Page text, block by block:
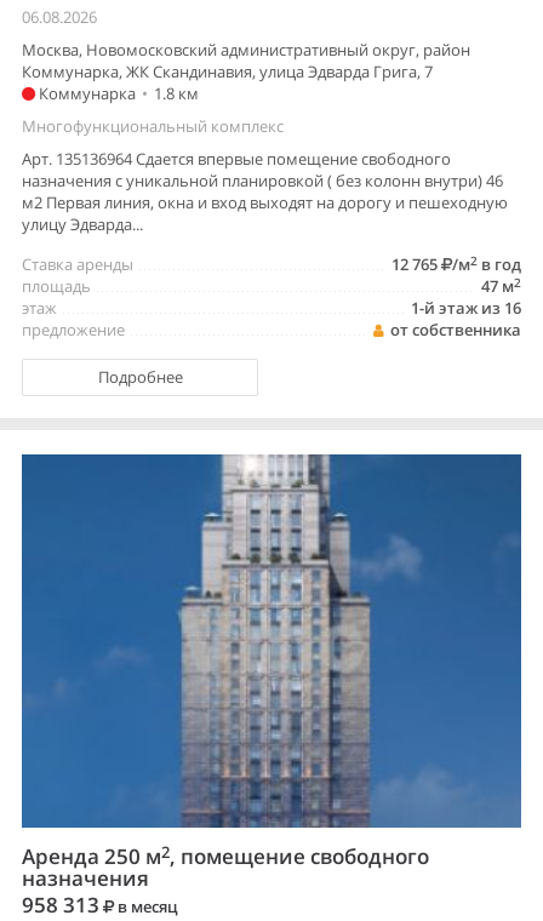
06.08.2026
Москва, Новомосковский административный округ, район
Коммунарка, ЖК Скандинавия, улица Эдварда Грига, 7
Коммунарка • 1.8 км
Многофункциональный комплекс
Арт. 135136964 Сдается впервые помещение свободного
назначения с уникальной планировкой ( без колонн внутри) 46
м2 Первая линия, окна и вход выходят на дорогу и пешеходную
улицу Эдварда...
12 765
/м2 в год
Ставка аренды
47 м2
площадь
1-й этаж из 16
этаж
от собственника
предложение
Подробнее
Аренда 250 м2, помещение свободного
назначения
958 313
в месяц